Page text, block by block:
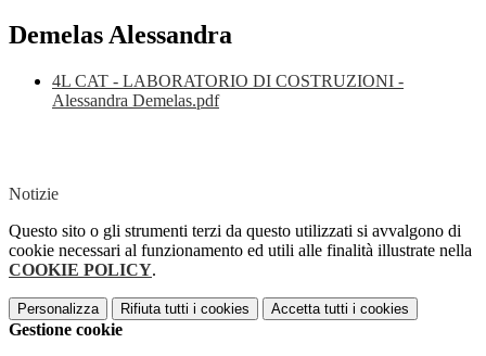
Demelas Alessandra
4L CAT - LABORATORIO DI COSTRUZIONI -
Alessandra Demelas.pdf
Notizie
Questo sito o gli strumenti terzi da questo utilizzati si avvalgono di
cookie necessari al funzionamento ed utili alle finalità illustrate nella
COOKIE POLICY.
Personalizza Rifiuta tutti i cookies Accetta tutti i cookies
Gestione cookie